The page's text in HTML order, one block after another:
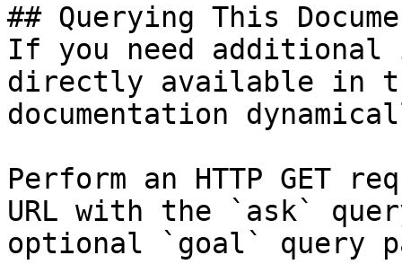
## Querying This
If you need
directly available in
documentation
Perform an HTTP GET
URL with the `ask`
optional `goal` query